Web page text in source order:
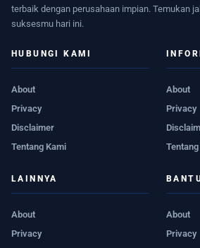
terbaik dengan perusahaan impian. Temukan
suksesmu hari ini.
HUBUNGI KAMI
About
Privacy
Disclaimer
Tentang Kami
About
Privacy
LAINNYA
About
Privacy
About
Privacy